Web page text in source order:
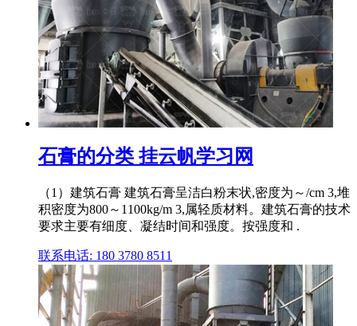
石膏的分类 挂云帆学习网
（1）建筑石膏 建筑石膏呈洁白粉末状,密度为～/cm 3,堆
积密度为800～1100kg/m 3,属轻质材料。建筑石膏的技术
要求主要有细度、凝结时间和强度。按强度和 .
联系电话: 180 3780 8511